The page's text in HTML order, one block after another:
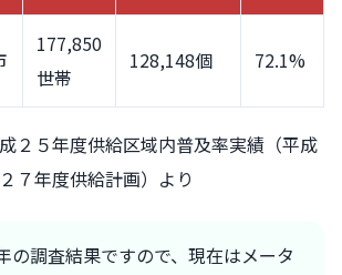
177,850
世帯
128,148個 72.1%
２５年度供給区域内普及率実績（平成
２７年度供給計画）より
の調査結果ですので、現在はメータ